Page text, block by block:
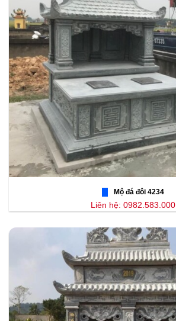
Mộ đá đôi 4234
Liên hệ: 0982.583.000